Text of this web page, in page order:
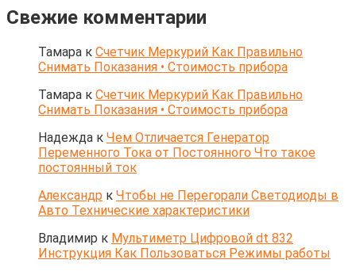
Свежие комментарии
Тамара к Счетчик Меркурий Как Правильно
Снимать Показания • Стоимость прибора
Тамара к Счетчик Меркурий Как Правильно
Снимать Показания • Стоимость прибора
Надежда к Чем Отличается Генератор
Переменного Тока от Постоянного Что такое
постоянный ток
Александр к Чтобы не Перегорали Светодиоды в
Авто Технические характеристики
Владимир к Мультиметр Цифровой dt 832
Инструкция Как Пользоваться Режимы работы